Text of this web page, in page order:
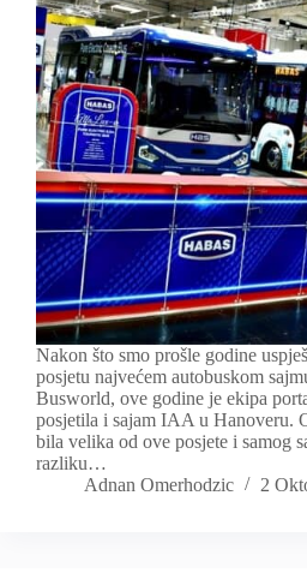
Nakon što smo prošle godine
posjetu najvećem autobuskom
Busworld, ove godine je ekipa
posjetila i sajam IAA u Hanoveru.
bila velika od ove posjete i samog
razliku…
Adnan Omerhodzic
2